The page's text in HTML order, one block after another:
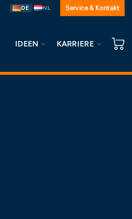
DE NL Service & Kontakt
IDEEN KARRIERE